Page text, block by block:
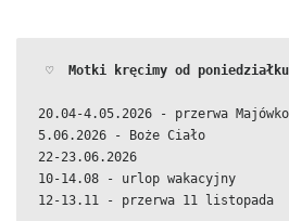
♡ Motki kręcimy od
20.04-4.05.2026 - przerwa
5.06.2026 - Boże Ciało
22-23.06.2026
10-14.08 - urlop wakacyjny
12-13.11 - przerwa 11 listopada